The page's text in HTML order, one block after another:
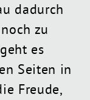
dadurch
zu
es
Seiten in
Freude,